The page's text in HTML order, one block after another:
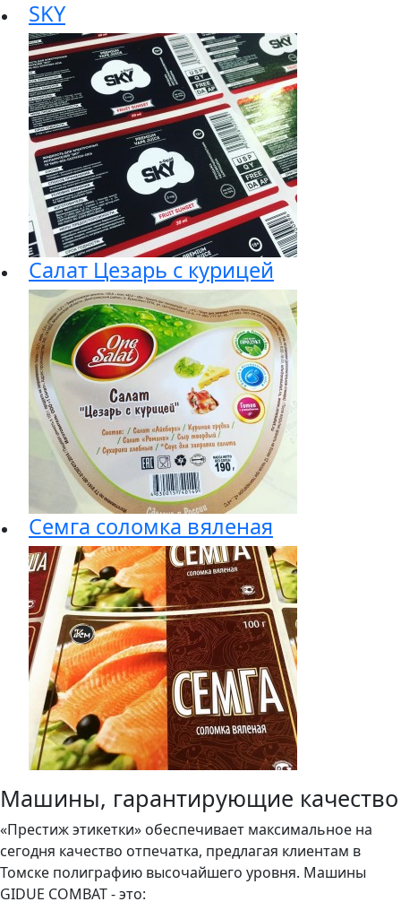
SKY
Салат Цезарь с курицей
Семга соломка вяленая
Машины, гарантирующие качество
«Престиж этикетки» обеспечивает максимальное на
сегодня качество отпечатка, предлагая клиентам в
Томске полиграфию высочайшего уровня. Машины
GIDUE COMBAT - это: